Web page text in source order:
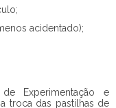
acidentado);
Experimentação e
troca das pastilhas de